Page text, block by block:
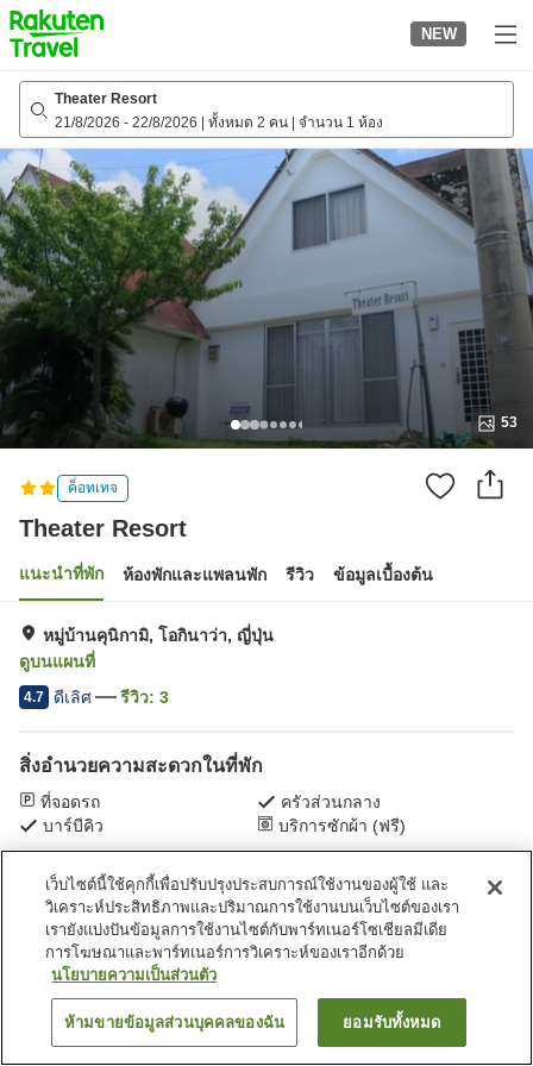
to
top
page
NEW
Theater Resort
21/8/2026 - 22/8/2026 ทั้งหมด 2 คน จำนวน 1 ห้อง
53
ค็อทเทจ
Theater Resort
แนะนำที่พัก ห้องพักและแพลนพัก รีวิว ข้อมูลเบื้องต้น
หมู่บ้านคุนิกามิ, โอกินาว่า, ญี่ปุ่น
ดูบนแผนที่
4.7 ดีเลิศ รีวิว: 3
สิ่งอำนวยความสะดวกในที่พัก
ที่จอดรถ
ครัวส่วนกลาง
บาร์บีคิว
บริการซักผ้า (ฟรี)
หน้าแรก ญี่ปุ่น โอกินาว่า หมู่บ้านคุนิกามิ Theater Resort
ค้นหาห้องพัก
เว็บไซต์นี้ใช้คุกกี้เพื่อปรับปรุงประสบการณ์ใช้งานของผู้ใช้ และ
วิเคราะห์ประสิทธิภาพและปริมาณการใช้งานบนเว็บไซต์ของเรา
เรายังแบ่งปันข้อมูลการใช้งานไซต์กับพาร์ทเนอร์โซเชียลมีเดีย
การโฆษณาและพาร์ทเนอร์การวิเคราะห์ของเราอีกด้วย
นโยบายความเป็นส่วนตัว
ห้ามขายข้อมูลส่วนบุคคลของฉัน ยอมรับทั้งหมด